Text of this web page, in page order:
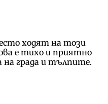
ходят на този
е тихо и приятно
на града и тълпите.